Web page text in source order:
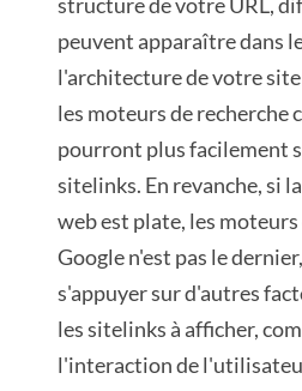
peuvent apparaître dans
l'architecture de votre
les moteurs de recherche
pourront plus facilement
sitelinks. En revanche, si
web est plate, les
Google n'est pas le
s'appuyer sur d'autres
les sitelinks à afficher,
l'interaction de